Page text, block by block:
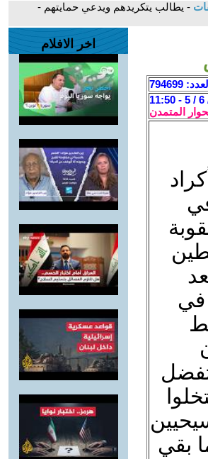
- يطالب يتكريدهم ويدعي حمايتهم -
العدد: 794699
المتمدن
في
بقي
اخر الافلام